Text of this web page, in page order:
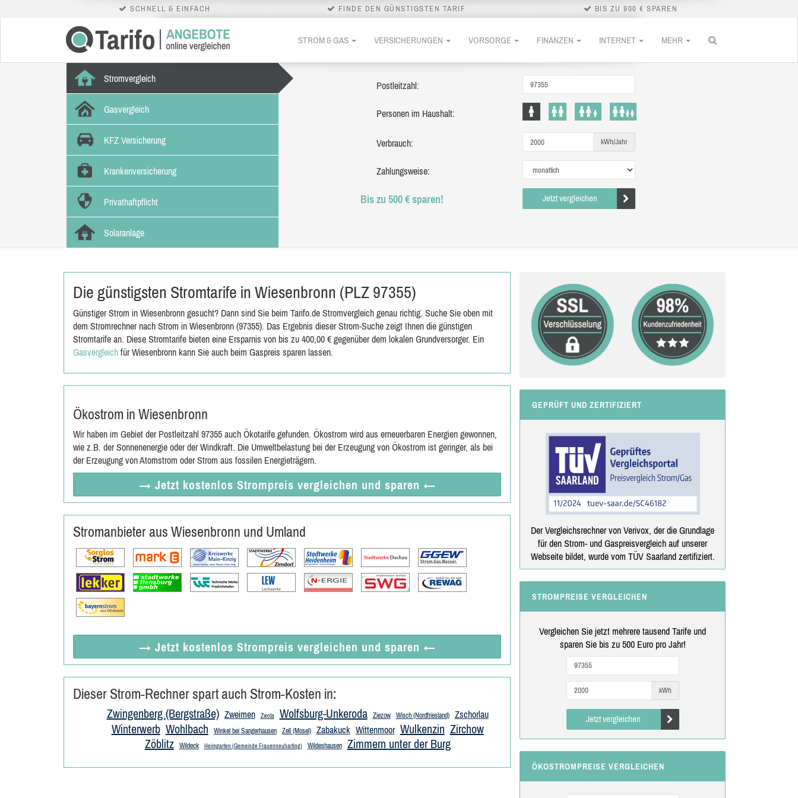
SCHNELL & EINFACH FINDE DEN GÜNSTIGSTEN TARIF BIS ZU 900 € SPAREN
STROM & GAS VERSICHERUNGEN VORSORGE FINANZEN INTERNET MEHR
Stromvergleich
Gasvergleich
KFZ Versicherung
Krankenversicherung
Privathaftpflicht
Solaranlage
Postleitzahl:
Personen im Haushalt:
Verbrauch: kWh/Jahr
Zahlungsweise:
Bis zu 500 € sparen! Jetzt vergleichen
Die günstigsten Stromtarife in Wiesenbronn (PLZ 97355)
Günstiger Strom in Wiesenbronn gesucht? Dann sind Sie beim Tarifo.de Stromvergleich genau richtig. Suche Sie oben mit
dem Stromrechner nach Strom in Wiesenbronn (97355). Das Ergebnis dieser Strom-Suche zeigt Ihnen die günstigen
Stromtarife an. Diese Stromtarife bieten eine Ersparnis von bis zu 400,00 € gegenüber dem lokalen Grundversorger. Ein
Gasvergleich für Wiesenbronn kann Sie auch beim Gaspreis sparen lassen.
Ökostrom in Wiesenbronn
Wir haben im Gebiet der Postleitzahl 97355 auch Ökotarife gefunden. Ökostrom wird aus erneuerbaren Energien gewonnen,
wie z.B. der Sonnenenergie oder der Windkraft. Die Umweltbelastung bei der Erzeugung von Ökostrom ist geringer, als bei
der Erzeugung von Atomstrom oder Strom aus fossilen Energieträgern.
→ Jetzt kostenlos Strompreis vergleichen und sparen ←
Stromanbieter aus Wiesenbronn und Umland
→ Jetzt kostenlos Strompreis vergleichen und sparen ←
Dieser Strom-Rechner spart auch Strom-Kosten in:
Zwingenberg (Bergstraße) Zweimen Zwota Wolfsburg-Unkeroda Ziezow Wisch (Nordfriesland) Zschorlau
Winterwerb Wohlbach Winkel bei Sangerhausen Zell (Mosel) Zabakuck Wittenmoor Wulkenzin Zirchow
Zöblitz
Wildeck Heimgarten (Gemeinde Frauenneuharting) Wildeshausen Zimmern unter der Burg
GEPRÜFT UND ZERTIFIZIERT
Der Vergleichsrechner von Verivox, der die Grundlage
für den Strom- und Gaspreisvergleich auf unserer
Webseite bildet, wurde vom TÜV Saarland zertifiziert.
STROMPREISE VERGLEICHEN
Vergleichen Sie jetzt mehrere tausend Tarife und
sparen Sie bis zu 500 Euro pro Jahr!
kWh
Jetzt vergleichen
ÖKOSTROMPREISE VERGLEICHEN